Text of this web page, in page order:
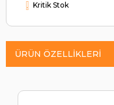
Kritik Stok
ÜRÜN ÖZELLIKLERI